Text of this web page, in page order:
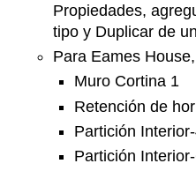
Propiedades,
tipo y Duplicar de
Para Eames
Muro Cortina 1
Retención de
Partición
Partición